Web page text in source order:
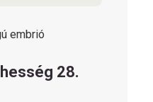
embrió
28.